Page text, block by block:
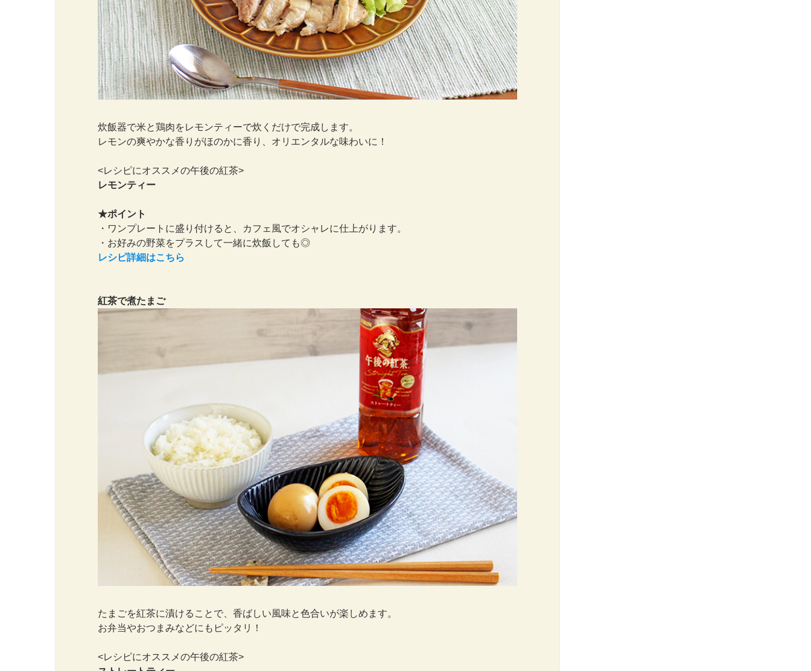
炊飯器で米と鶏肉をレモンティーで炊くだけで完成します。
レモンの爽やかな香りがほのかに香り、オリエンタルな味わいに！
<レシピにオススメの午後の紅茶>
レモンティー
★ポイント
・ワンプレートに盛り付けると、カフェ風でオシャレに仕上がります。
・お好みの野菜をプラスして一緒に炊飯しても◎
レシピ詳細はこちら
紅茶で煮たまご
たまごを紅茶に漬けることで、香ばしい風味と色合いが楽しめます。
お弁当やおつまみなどにもピッタリ！
<レシピにオススメの午後の紅茶>